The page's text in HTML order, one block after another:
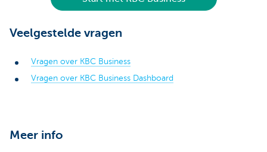
Veelgestelde vragen
Vragen over KBC Business
Vragen over KBC Business Dashboard
Meer info